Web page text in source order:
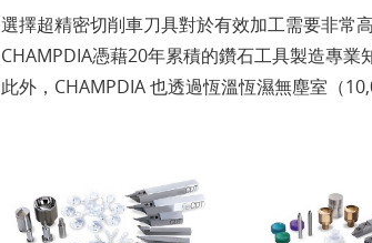
選擇超精密切削車刀具對於有效加工需要非常
CHAMPDIA憑藉20年累積的鑽石工具製造專業
此外，CHAMPDIA 也透過恆溫恆濕無塵室（